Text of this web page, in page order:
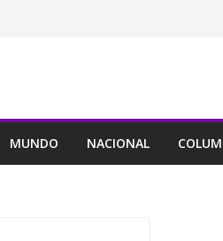
MUNDO NACIONAL